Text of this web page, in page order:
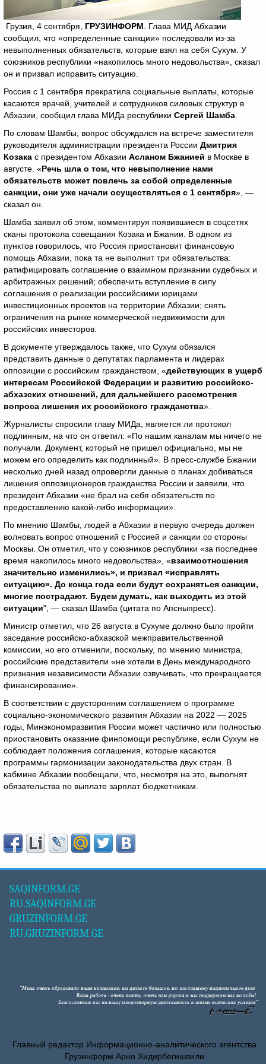
Грузия, 4 сентября, ГРУЗИНФОРМ . Глава МИД Абхазии
сообщил, что «определенные санкции» последовали из-за
невыполненных обязательств, которые взял на себя Сухум. У
союзников республики «накопилось много недовольства», сказал
он и призвал исправить ситуацию.
Россия с 1 сентября прекратила социальные выплаты, которые
касаются врачей, учителей и сотрудников силовых структур в
Абхазии, сообщил глава МИДа республики Сергей Шамба
По словам Шамбы, вопрос обсуждался на встрече заместителя
руководителя администрации президента России Дмитрия
Козака с президентом Абхазии Асланом Бжанией в Москве в
августе. «Речь шла о том, что невыполнение нами
обязательств может повлечь за собой определенные
санкции, они уже начали осуществляться с 1 сентября», —
сказал он.
Шамба заявил об этом, комментируя появившиеся в соцсетях
сканы протокола совещания Козака и Бжании. В одном из
пунктов говорилось, что Россия приостановит финансовую
помощь Абхазии, пока та не выполнит три обязательства:
ратифицировать соглашение о взаимном признании судебных и
арбитражных решений; обеспечить вступление в силу
соглашения о реализации российскими юрицами
инвестиционных проектов на территории Абхазии; снять
ограничения на рынке коммерческой недвижимости для
российских инвесторов.
В документе утверждалось также, что Сухум обязался
представить данные о депутатах парламента и лидерах
оппозиции с российским гражданством, «действующих в ущерб
интересам Российской Федерации и развитию российско-
абхазских отношений, для дальнейшего рассмотрения
вопроса лишения их российского гражданства».
Журналисты спросили главу МИДа, является ли протокол
подлинным, на что он ответил: «По нашим каналам мы ничего не
получали. Документ, который не пришел официально, мы не
можем его определить как подлинный». В пресс-службе Бжании
несколько дней назад опровергли данные о планах добиваться
лишения оппозиционеров гражданства России и заявили, что
президент Абхазии «не брал на себя обязательств по
предоставлению какой-либо информации».
По мнению Шамбы, людей в Абхазии в первую очередь должен
волновать вопрос отношений с Россией и санкции со стороны
Москвы. Он отметил, что у союзников республики «за последнее
время накопилось много недовольства», «взаимоотношения
значительно изменились», и призвал «исправлять
ситуацию». До конца года если будут сохраняться санкции,
многие пострадают. Будем думать, как выходить из этой
ситуации", — сказал Шамба (цитата по Апсныпресс).
Министр отметил, что 26 августа в Сухуме должно было пройти
заседание российско-абхазской межправительственной
комиссии, но его отменили, поскольку, по мнению министра,
российские представители «не хотели в День международного
признания независимости Абхазии озвучивать, что прекращается
финансирование».
В соответствии с двусторонним соглашением о программе
социально-экономического развития Абхазии на 2022 — 2025
годы, Минэкономразвития России может частично или полностью
приостановить оказание финпомощи республике, если Сухум не
соблюдает положения соглашения, которые касаются
программы гармонизации законодательства двух стран. В
кабмине Абхазии пообещали, что, несмотря на это, выполнят
обязательства по выплате зарплат бюджетникам.
SAQINFORM.GE
RU.SAQINFORM.GE
GRUZINFORM.GE
RU.GRUZINFORM.GE
Главный редактор Информационно-аналитического агентства
Грузинформ Арно Хидирбегишвили